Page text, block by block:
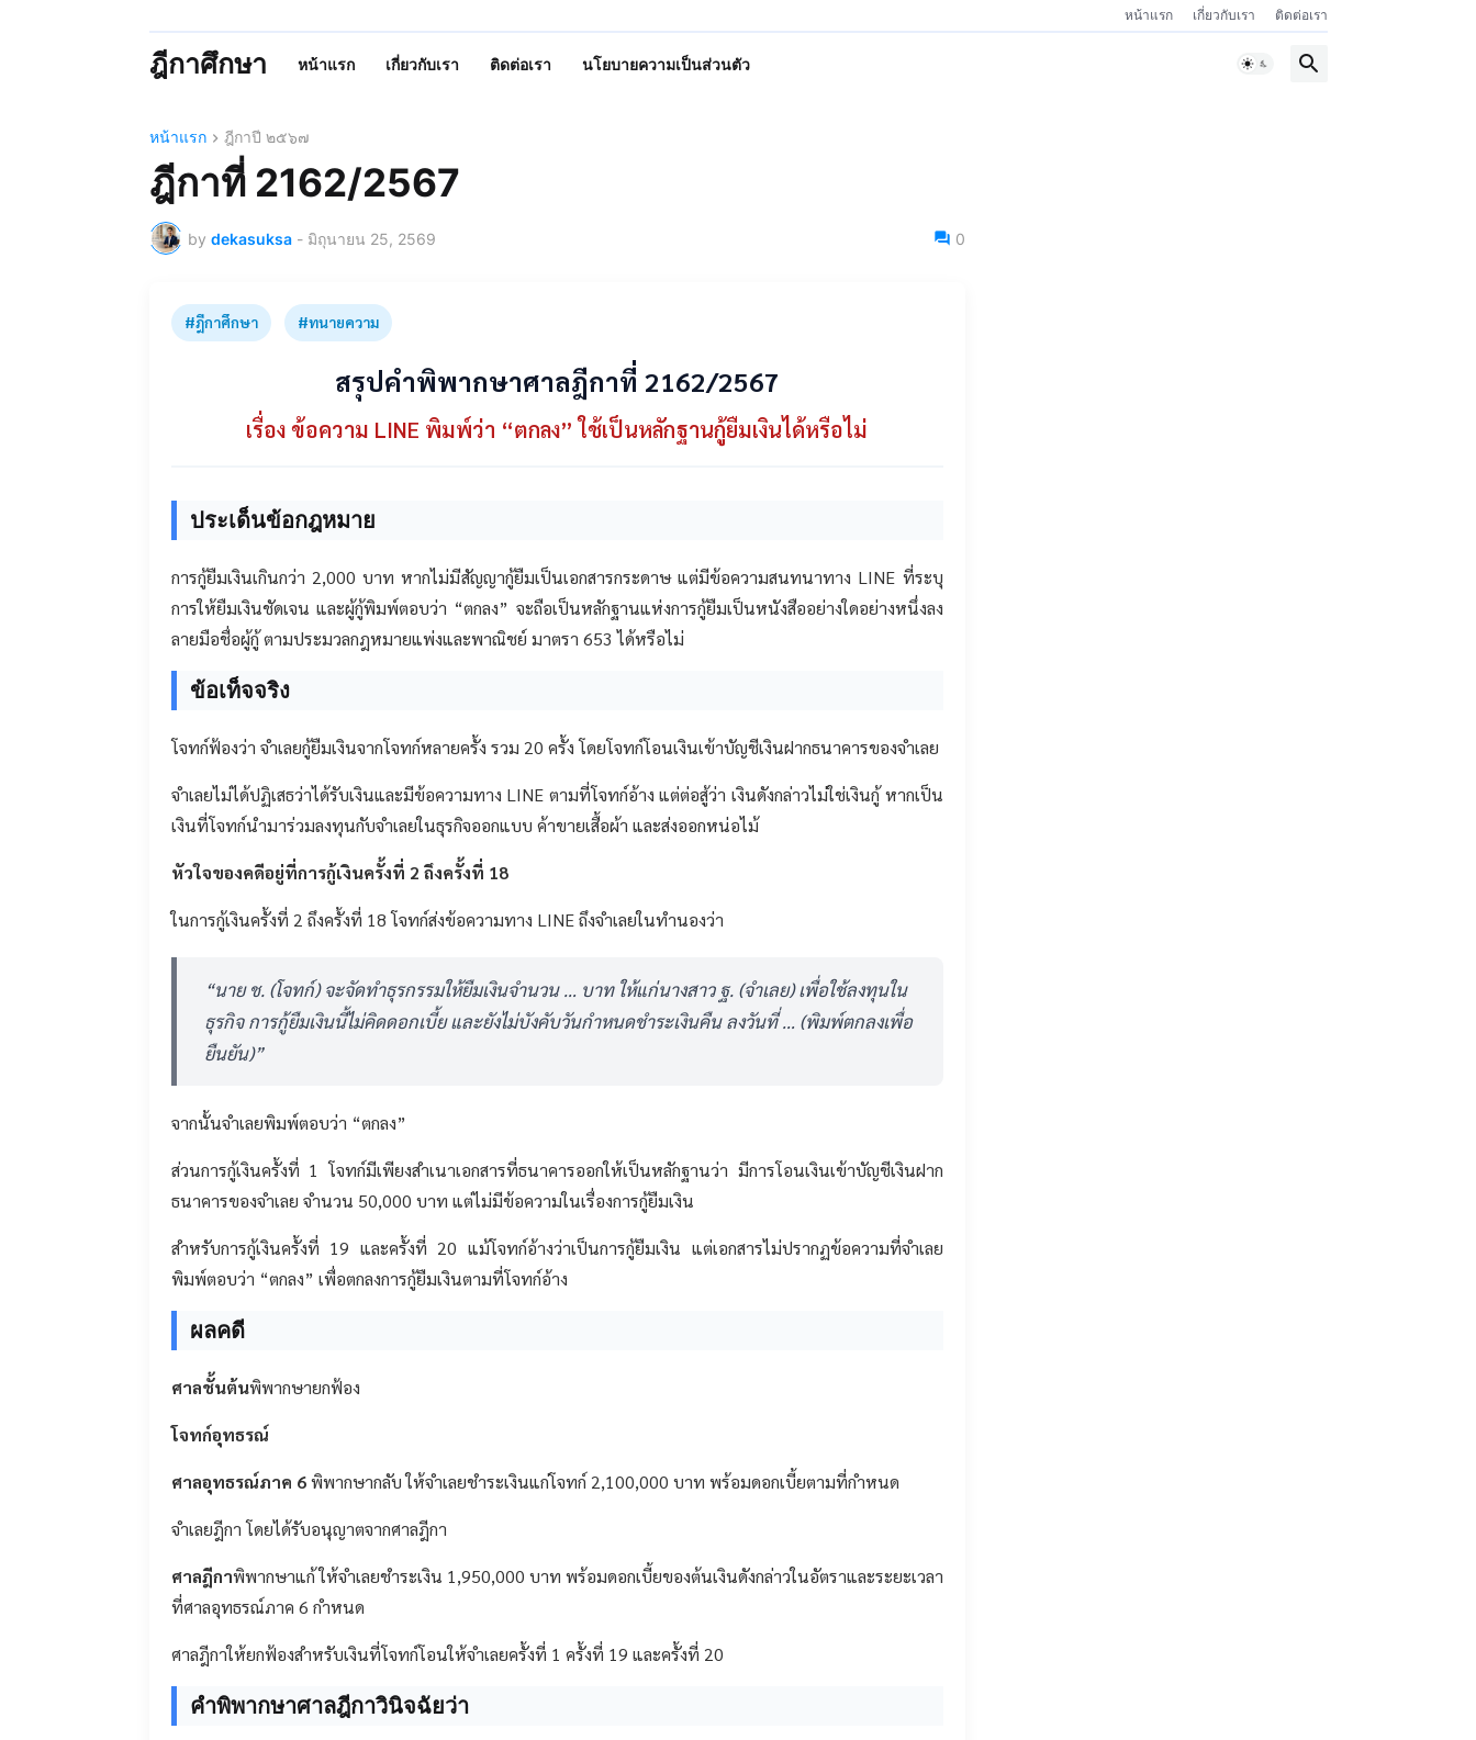
หน้าแรก เกี่ยวกับเรา ติดต่อเรา
ฎีกาศึกษา หน้าแรก เกี่ยวกับเรา ติดต่อเรา นโยบายความเป็นส่วนตัว
หน้าแรก ฎีกาปี ๒๕๖๗
ฎีกาที่ 2162/2567
by dekasuksa - มิถุนายน 25, 2569 0
#ฎีกาศึกษา #ทนายความ
สรุปคำพิพากษาศาลฎีกาที่ 2162/2567
เรื่อง ข้อความ LINE พิมพ์ว่า “ตกลง” ใช้เป็นหลักฐานกู้ยืมเงินได้หรือไม่
ประเด็นข้อกฎหมาย
การกู้ยืมเงินเกินกว่า 2,000 บาท หากไม่มีสัญญากู้ยืมเป็นเอกสารกระดาษ แต่มีข้อความสนทนาทาง LINE ที่ระบุ
การให้ยืมเงินชัดเจน และผู้กู้พิมพ์ตอบว่า “ตกลง” จะถือเป็นหลักฐานแห่งการกู้ยืมเป็นหนังสืออย่างใดอย่างหนึ่งลง
ลายมือชื่อผู้กู้ ตามประมวลกฎหมายแพ่งและพาณิชย์ มาตรา 653 ได้หรือไม่
ข้อเท็จจริง
โจทก์ฟ้องว่า จำเลยกู้ยืมเงินจากโจทก์หลายครั้ง รวม 20 ครั้ง โดยโจทก์โอนเงินเข้าบัญชีเงินฝากธนาคารของจำเลย
จำเลยไม่ได้ปฏิเสธว่าได้รับเงินและมีข้อความทาง LINE ตามที่โจทก์อ้าง แต่ต่อสู้ว่า เงินดังกล่าวไม่ใช่เงินกู้ หากเป็น
เงินที่โจทก์นำมาร่วมลงทุนกับจำเลยในธุรกิจออกแบบ ค้าขายเสื้อผ้า และส่งออกหน่อไม้
หัวใจของคดีอยู่ที่การกู้เงินครั้งที่ 2 ถึงครั้งที่ 18
ในการกู้เงินครั้งที่ 2 ถึงครั้งที่ 18 โจทก์ส่งข้อความทาง LINE ถึงจำเลยในทำนองว่า
“นาย ช. (โจทก์) จะจัดทำธุรกรรมให้ยืมเงินจำนวน … บาท ให้แก่นางสาว ฐ. (จำเลย) เพื่อใช้ลงทุนใน
ธุรกิจ การกู้ยืมเงินนี้ไม่คิดดอกเบี้ย และยังไม่บังคับวันกำหนดชำระเงินคืน ลงวันที่ … (พิมพ์ตกลงเพื่อ
ยืนยัน)”
จากนั้นจำเลยพิมพ์ตอบว่า “ตกลง”
ส่วนการกู้เงินครั้งที่ 1 โจทก์มีเพียงสำเนาเอกสารที่ธนาคารออกให้เป็นหลักฐานว่า มีการโอนเงินเข้าบัญชีเงินฝาก
ธนาคารของจำเลย จำนวน 50,000 บาท แต่ไม่มีข้อความในเรื่องการกู้ยืมเงิน
สำหรับการกู้เงินครั้งที่ 19 และครั้งที่ 20 แม้โจทก์อ้างว่าเป็นการกู้ยืมเงิน แต่เอกสารไม่ปรากฏข้อความที่จำเลย
พิมพ์ตอบว่า “ตกลง” เพื่อตกลงการกู้ยืมเงินตามที่โจทก์อ้าง
ผลคดี
ศาลชั้นต้นพิพากษายกฟ้อง
โจทก์อุทธรณ์
ศาลอุทธรณ์ภาค 6พิพากษากลับ ให้จำเลยชำระเงินแก่โจทก์ 2,100,000 บาท พร้อมดอกเบี้ยตามที่กำหนด
จำเลยฎีกา โดยได้รับอนุญาตจากศาลฎีกา
ศาลฎีกาพิพากษาแก้ ให้จำเลยชำระเงิน 1,950,000 บาท พร้อมดอกเบี้ยของต้นเงินดังกล่าวในอัตราและระยะเวลา
ที่ศาลอุทธรณ์ภาค 6 กำหนด
ศาลฎีกาให้ยกฟ้องสำหรับเงินที่โจทก์โอนให้จำเลยครั้งที่ 1 ครั้งที่ 19 และครั้งที่ 20
คำพิพากษาศาลฎีกาวินิจฉัยว่า